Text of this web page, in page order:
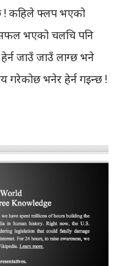
! कहिले फ्लप भएको
भएको चलचित्र पनि
हेर्न जाउँ जाउँ लाग्छ भने
भनेर हेर्न गइन्छ !
टिभीमा पनि पुराना
चलचित्र खासै हेर्दिन र
हिन्दी चलचित्र पनि
हेर्छु, कि त नयाँ हेर्छु !
अझ राज कपुर, गुरु दत्तको
पालेकरका कमेडी